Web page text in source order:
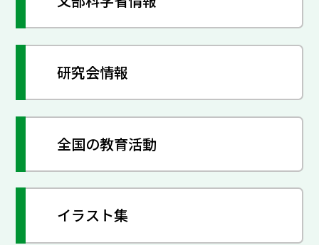
研究会情報
全国の教育活動
イラスト集